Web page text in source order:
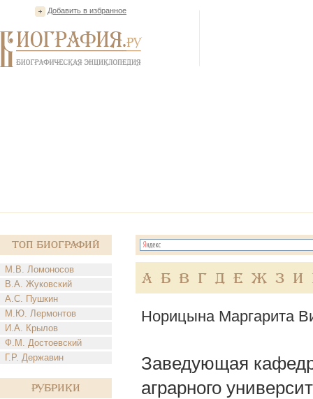
Добавить в избранное
Топ Биографий
М.В. Ломоносов
В.А. Жуковский
А.С. Пушкин
М.Ю. Лермонтов
И.А. Крылов
Ф.М. Достоевский
Г.Р. Державин
Рубрики
А Б В Г Д Е Ж З И
Норицына Маргарита
Заведующая
аграрного